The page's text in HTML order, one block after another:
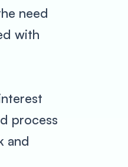
need
with
process
and